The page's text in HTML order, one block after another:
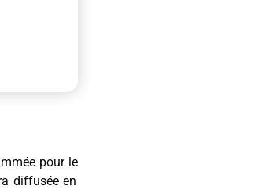
pour le
diffusée en